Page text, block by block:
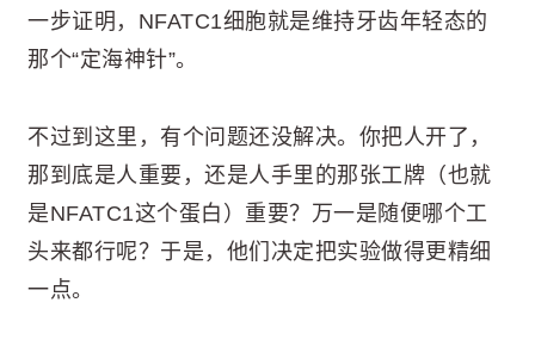
一步证明，NFATC1细胞就是维持牙齿年轻态的
那个“定海神针”。
不过到这里，有个问题还没解决。你把人开了，
那到底是人重要，还是人手里的那张工牌（也就
是NFATC1这个蛋白）重要？万一是随便哪个工
头来都行呢？于是，他们决定把实验做得更精细
一点。